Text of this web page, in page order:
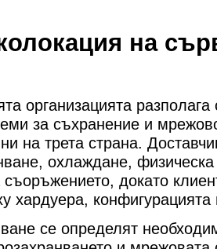
на
организацията разполага
за съхранение и
на трета страна.
охлаждане, физическа
докато
хардуера,
се определят